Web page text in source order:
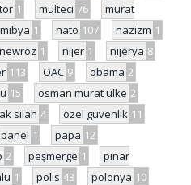
1 mülteci 76
murat
1 nato 107 nazizm 1
newroz 1 nijer 1 nijerya 8
113 OAC 9 obama 2
15 osman murat ülke 2
silah 4 özel güvenlik 11
panel 1 papa 12
2 peşmerge 1
pınar
1 polis 43 polonya 10